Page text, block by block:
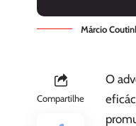
Márcio
Compartilhe
O